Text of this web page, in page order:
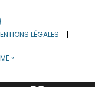
LÉGALES
»